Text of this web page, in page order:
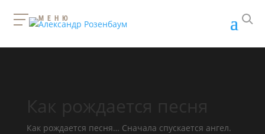
Как рождается песня
Как рождается песня… Сначала спускается ангел.
МЕНЮ